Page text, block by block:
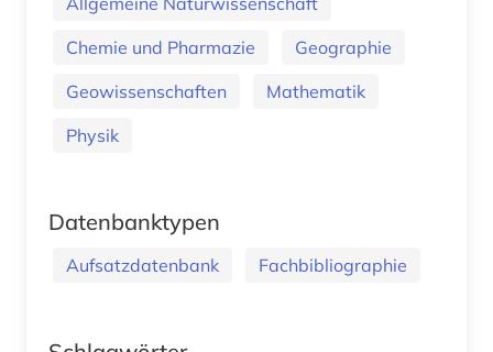
Chemie und Pharmazie
Geographie
Geowissenschaften
Mathematik
Physik
Datenbanktypen
Aufsatzdatenbank Fachbibliographie